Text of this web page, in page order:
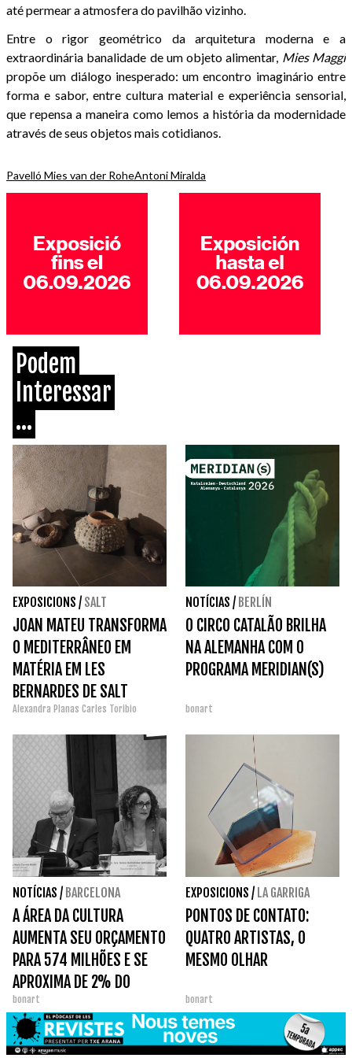
até permear a atmosfera do pavilhão vizinho.
Entre o rigor geométrico da arquitetura moderna e a
extraordinária banalidade de um objeto alimentar, Mies Maggi
propõe um diálogo inesperado: um encontro imaginário entre
forma e sabor, entre cultura material e experiência sensorial,
que repensa a maneira como lemos a história da modernidade
através de seus objetos mais cotidianos.
Pavelló Mies van der RoheAntoni Miralda
Podem
Interessar
...
EXPOSICIONS / SALT
JOAN MATEU TRANSFORMA
O MEDITERRÂNEO EM
MATÉRIA EM LES
BERNARDES DE SALT
Alexandra Planas Carles Toribio
NOTÍCIAS / BERLÍN
O CIRCO CATALÃO BRILHA
NA ALEMANHA COM O
PROGRAMA MERIDIAN(S)
bonart
NOTÍCIAS / BARCELONA
A ÁREA DA CULTURA
AUMENTA SEU ORÇAMENTO
PARA 574 MILHÕES E SE
APROXIMA DE 2% DO
ORÇAMENTO DA
GENERALITAT.
bonart
EXPOSICIONS / LA GARRIGA
PONTOS DE CONTATO:
QUATRO ARTISTAS, O
MESMO OLHAR
bonart